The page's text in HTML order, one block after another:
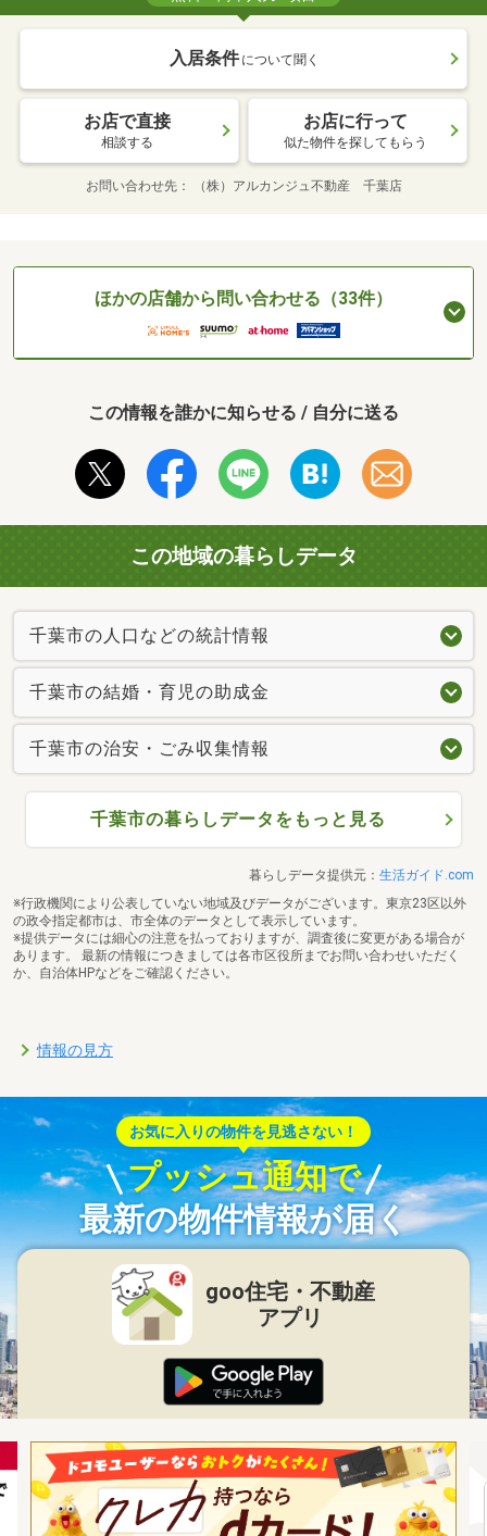
入居条件 について聞く
お店で直接
相談する
お店に行って
似た物件を探してもらう
お問い合わせ先 （株）アルカンジュ不動産 千葉店
ほかの店舗から問い合わせる（33件）
この情報を誰かに知らせる / 自分に送る
この地域の暮らしデータ
千葉市の人口などの統計情報
千葉市の結婚・育児の助成金
千葉市の治安・ごみ収集情報
千葉市の暮らしデータをもっと見る
暮らしデータ提供元： 生活ガイド.com
※行政機関により公表していない地域及びデータがございます。東京23区以外
の政令指定都市は、市全体のデータとして表示しています。
※提供データには細心の注意を払っておりますが、調査後に変更がある場合が
あります。 最新の情報につきましては各市区役所までお問い合わせいただく
か、自治体HPなどをご確認ください。
情報の見方
お気に入りの物件を見逃さない！
プッシュ通知で
最新の物件情報が届く
goo住宅・不動産
アプリ